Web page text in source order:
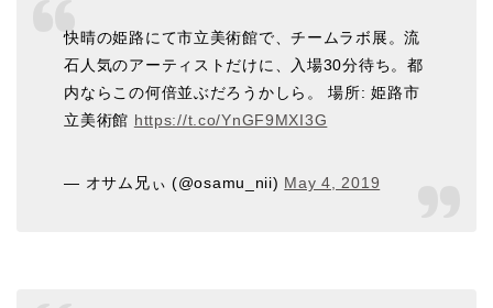
快晴の姫路にて市立美術館で、チームラボ展。流
石人気のアーティストだけに、入場30分待ち。都
内ならこの何倍並ぶだろうかしら。 場所: 姫路市
立美術館 https://t.co/YnGF9MXI3G
— オサム兄ぃ (@osamu_nii) May 4, 2019